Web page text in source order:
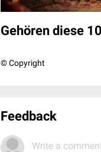
Gehören diese
© Copyright
Feedback
Write a